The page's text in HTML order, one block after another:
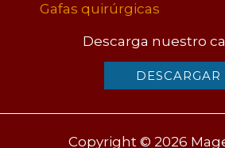
Gafas quirúrgicas
Descarga nuestro
DESCARGAR
Copyright © 2026